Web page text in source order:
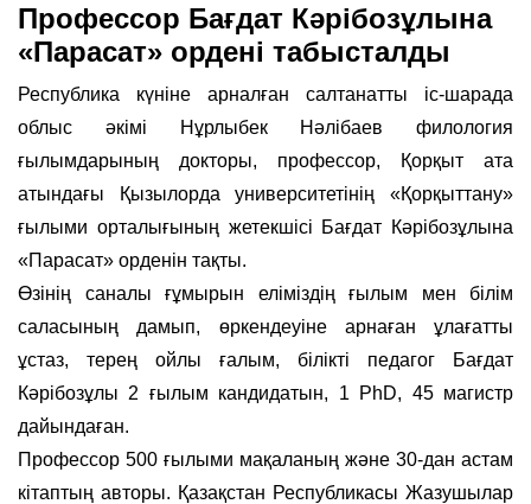
Профессор Бағдат Кәрібозұлына
«Парасат» ордені табысталды
Республика күніне арналған салтанатты іс-шарада
облыс әкімі Нұрлыбек Нәлібаев филология
ғылымдарының докторы, профессор, Қорқыт ата
атындағы Қызылорда университетінің «Қорқыттану»
ғылыми орталығының жетекшісі Бағдат Кәрібозұлына
«Парасат» орденін тақты.
Өзінің саналы ғұмырын еліміздің ғылым мен білім
саласының дамып, өркендеуіне арнаған ұлағатты
ұстаз, терең ойлы ғалым, білікті педагог Бағдат
Кәрібозұлы 2 ғылым кандидатын, 1 PhD, 45 магистр
дайындаған.
Профессор 500 ғылыми мақаланың және 30-дан астам
кітаптың авторы. Қазақстан Республикасы Жазушылар